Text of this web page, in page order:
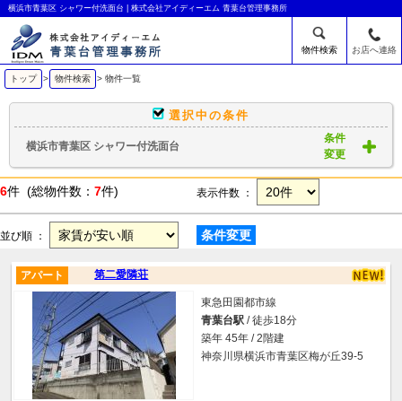
横浜市青葉区 シャワー付洗面台 | 株式会社アイディーエム 青葉台管理事務所
物件検索 お店へ連絡
トップ > 物件検索 > 物件一覧
選択中の条件
横浜市青葉区 シャワー付洗面台
条件
変更
6件 (総物件数： 7件) 表示件数 ：
並び順 ： 条件変更
第二愛隣荘
アパート
東急田園都市線
青葉台駅 / 徒歩18分
築年 45年 / 2階建
神奈川県横浜市青葉区梅が丘39-5